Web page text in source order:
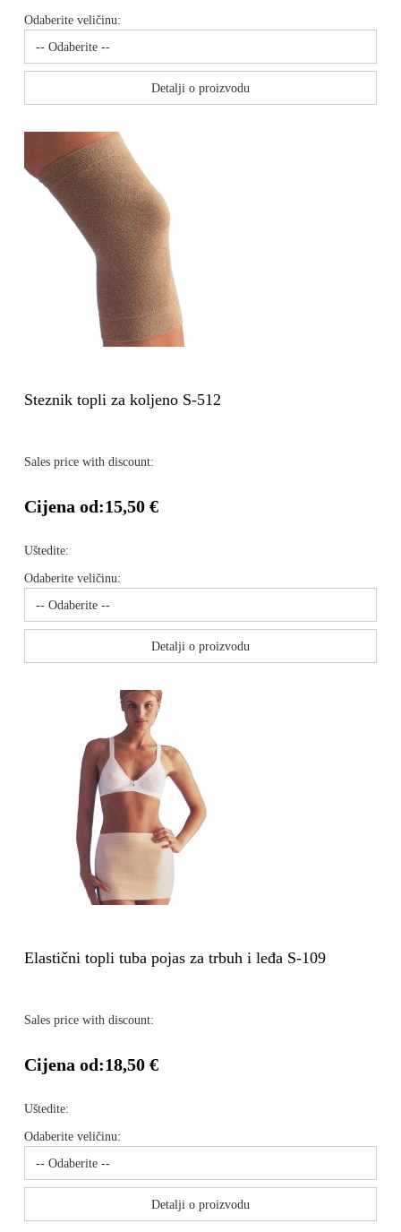
Odaberite veličinu:
Detalji o proizvodu
Steznik topli za koljeno S-512
Sales price with discount:
Cijena od:15,50 €
Uštedite:
Odaberite veličinu:
Detalji o proizvodu
Elastični topli tuba pojas za trbuh i leđa S-109
Sales price with discount:
Cijena od:18,50 €
Uštedite:
Odaberite veličinu:
Detalji o proizvodu